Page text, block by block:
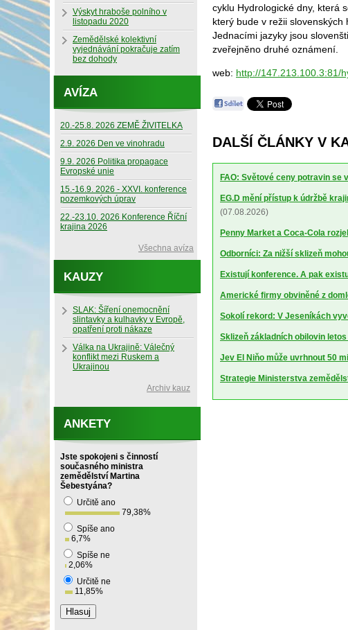
cyklu Hydrologické dny, která
který bude v režii
Jednacími jazyky jsou
zveřejněno druhé oznámení.
web: http://147.213.100.3:81/
DALŠÍ ČLÁNKY V
FAO: Světové ceny potravin
EG.D mění přístup k údržbě
(07.08.2026)
Penny Market a Coca-Cola
Odborníci: Za nižší sklizeň
Existují konference. A pak
Americké firmy obviněné z
Sokolí rekord: V Jeseníkách
Sklizeň základních obilovin
Jev El Niňo může uvrhnout 50
Strategie Ministerstva
Výskyt hraboše polního v
listopadu 2020
Zemědělské kolektivní
vyjednávání pokračuje zatím
bez dohody
AVÍZA
20.-25.8. 2026 ZEMĚ ŽIVITELKA
2.9. 2026 Den ve vinohradu
9.9. 2026 Politika propagace
Evropské unie
15.-16.9. 2026 - XXVI. konference
pozemkových úprav
22.-23.10. 2026 Konference Říční
krajina 2026
Všechna avíza
KAUZY
SLAK: Šíření onemocnění
slintavky a kulhavky v Evropě,
opatření proti nákaze
Válka na Ukrajině: Válečný
konflikt mezi Ruskem a
Ukrajinou
Archiv kauz
ANKETY
Jste spokojeni s činností
současného ministra
zemědělství Martina
Šebestyána?
Určitě ano
79,38%
Spíše ano
6,7%
Spíše ne
2,06%
Určitě ne
11,85%